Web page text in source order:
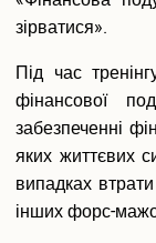
зірватися».
Під час
фінансової
забезпеченні
яких життєвих
випадках
інших форс-